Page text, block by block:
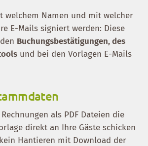
welchem Namen und mit welcher
E-Mails signiert werden: Diese
Buchungsbestätigungen, des
und bei den Vorlagen E-Mails
als PDF Dateien die
direkt an Ihre Gäste schicken
Hantieren mit Download der